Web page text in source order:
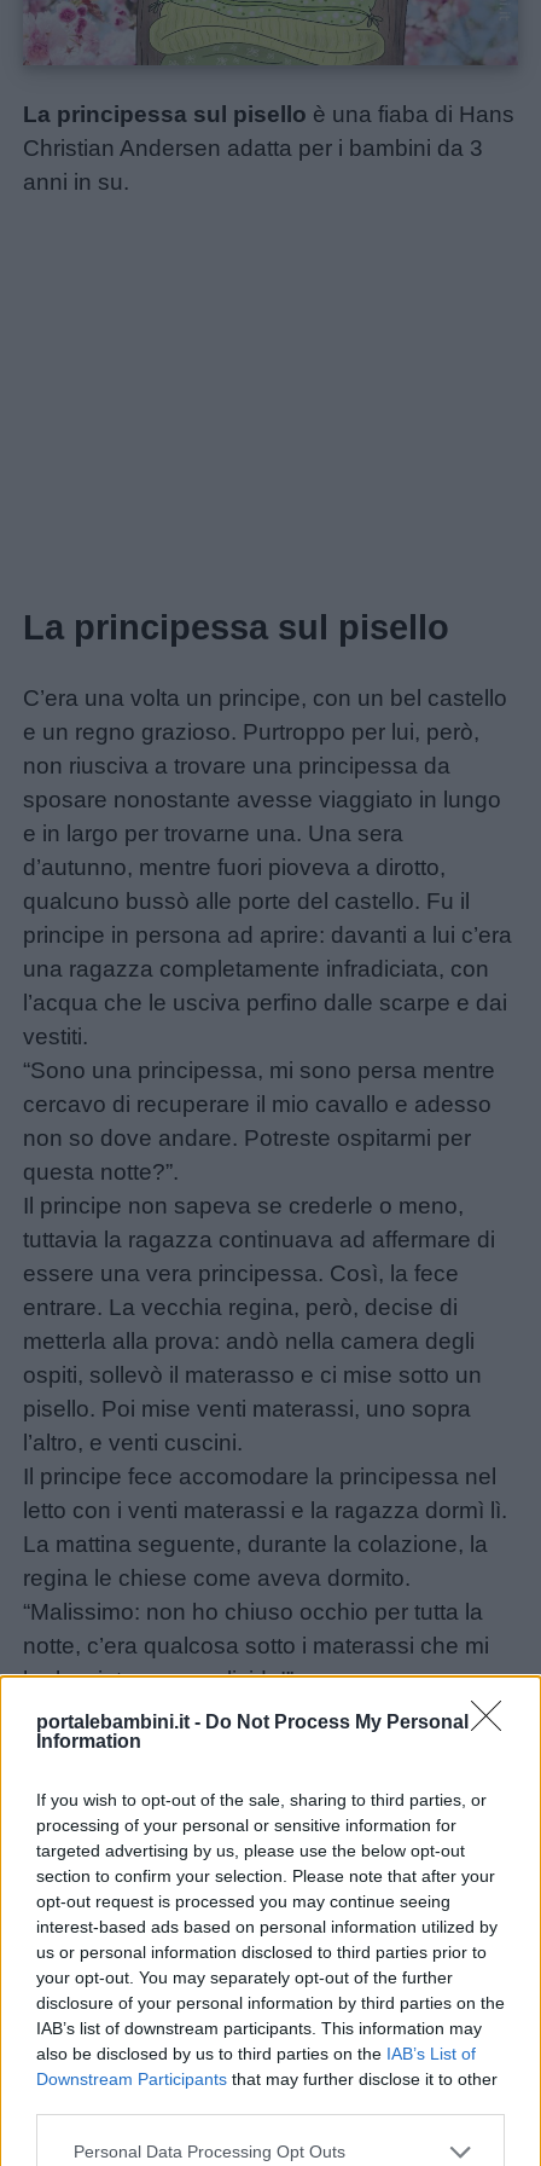
portalebambini.it - Do Not Process My Personal
Information
If you wish to opt-out of the sale, sharing to third parties, or
processing of your personal or sensitive information for
targeted advertising by us, please use the below opt-out
section to confirm your selection. Please note that after your
opt-out request is processed you may continue seeing
interest-based ads based on personal information utilized by
us or personal information disclosed to third parties prior to
your opt-out. You may separately opt-out of the further
disclosure of your personal information by third parties on the
IAB’s list of downstream participants. This information may
also be disclosed by us to third parties on the IAB’s List of
Downstream Participants that may further disclose it to other
Personal Data Processing Opt Outs
Menu
Schede
didattiche
Disegni
da
colorare
Storie
per
bambini
Feste
e
giornate
Filastrocche
Giochi
Lavoretti
maschili
Nomi
femminili
Frasi
e
aforismi
Buongiorno
La principessa sul pisello è una fiaba di Hans
Christian Andersen adatta per i bambini da 3
anni in su.
La principessa sul pisello
C’era una volta un principe, con un bel castello
e un regno grazioso. Purtroppo per lui, però,
non riusciva a trovare una principessa da
sposare nonostante avesse viaggiato in lungo
e in largo per trovarne una. Una sera
d’autunno, mentre fuori pioveva a dirotto,
qualcuno bussò alle porte del castello. Fu il
principe in persona ad aprire: davanti a lui c’era
una ragazza completamente infradiciata, con
l’acqua che le usciva perfino dalle scarpe e dai
vestiti.
“Sono una principessa, mi sono persa mentre
cercavo di recuperare il mio cavallo e adesso
non so dove andare. Potreste ospitarmi per
questa notte?”.
Il principe non sapeva se crederle o meno,
tuttavia la ragazza continuava ad affermare di
essere una vera principessa. Così, la fece
entrare. La vecchia regina, però, decise di
metterla alla prova: andò nella camera degli
ospiti, sollevò il materasso e ci mise sotto un
pisello. Poi mise venti materassi, uno sopra
l’altro, e venti cuscini.
Il principe fece accomodare la principessa nel
letto con i venti materassi e la ragazza dormì lì.
La mattina seguente, durante la colazione, la
regina le chiese come aveva dormito.
“Malissimo: non ho chiuso occhio per tutta la
notte, c’era qualcosa sotto i materassi che mi
ha lasciato un gran livido!”.
Il principe e la regina capirono così che era
sincera: solo una vera principessa si sarebbe
materassi! I due si sposarono e vissero tutti
felici e contenti.
Unmute
27.57%
SCOPRITE ANCHE: